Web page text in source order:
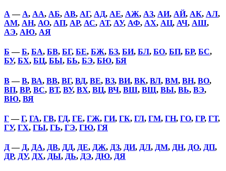
А — А, АА, АБ, АВ, АГ, АД, АЕ, АЖ, АЗ, АИ, АЙ, АК, АЛ,
АМ, АН, АО, АП, АР, АС, АТ, АУ, АФ, АХ, АЦ, АЧ, АШ,
АЭ, АЮ, АЯ
Б —Б, БА, БВ, БГ, БЕ, БЖ, БЗ, БИ, БЛ, БО, БП, БР, БС,
БУ, БХ, БЦ, БЫ, БЬ, БЭ, БЮ, БЯ
В—В, ВА, ВВ, ВГ, ВД, ВЕ, ВЗ, ВИ, ВК, ВЛ, ВМ, ВН, ВО,
ВП, ВР, ВС, ВТ, ВУ, ВХ, ВЦ, ВЧ, ВШ, ВЩ, ВЫ, ВЬ, ВЭ,
ВЮ, ВЯ
Г—Г, ГА, ГВ, ГД, ГЕ, ГЖ, ГИ, ГК, ГЛ, ГМ, ГН, ГО, ГР, ГТ,
ГУ, ГХ, ГЫ, ГЬ, ГЭ, ГЮ, ГЯ
Д— Д, ДА, ДВ, ДД, ДЕ, ДЖ, ДЗ, ДИ, ДЛ, ДМ, ДН, ДО, ДП,
ДР, ДУ, ДХ, ДЫ, ДЬ, ДЭ, ДЮ, ДЯ